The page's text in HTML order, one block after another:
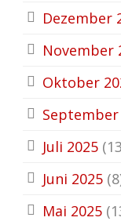
Dezember
November
Oktober
September
Juli 2025
Juni 2025
Mai 2025